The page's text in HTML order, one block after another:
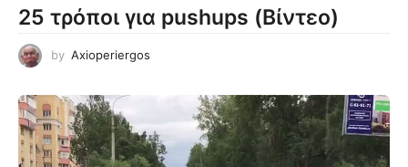
25 τρόποι για pushups (Βίντεο)
by Axioperiergos